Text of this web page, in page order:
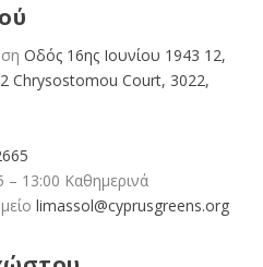
Οδός 16ης Ιουνίου 1943 12,
Chrysostomou Court, 3022,
– 13:00 Καθημερινά
limassol@cyprusgreens.org